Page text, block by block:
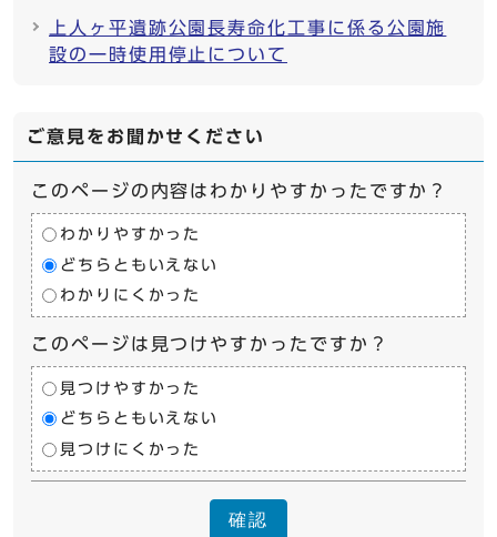
上人ヶ平遺跡公園長寿命化工事に係る公園施
設の一時使用停止について
ご意見をお聞かせください
このページの内容はわかりやすかったですか？
わかりやすかった
どちらともいえない
わかりにくかった
このページは見つけやすかったですか？
見つけやすかった
どちらともいえない
見つけにくかった
確認